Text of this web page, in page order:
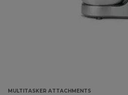
MULTITASKER ATTACHMENTS